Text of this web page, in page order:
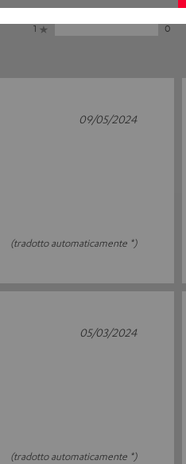
1
0
(tradotto automaticamente *)
09/05/2024
(tradotto automaticamente *)
05/03/2024